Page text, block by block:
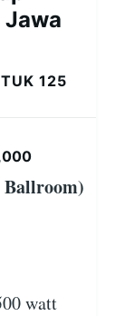
125
Ballroom)
watt